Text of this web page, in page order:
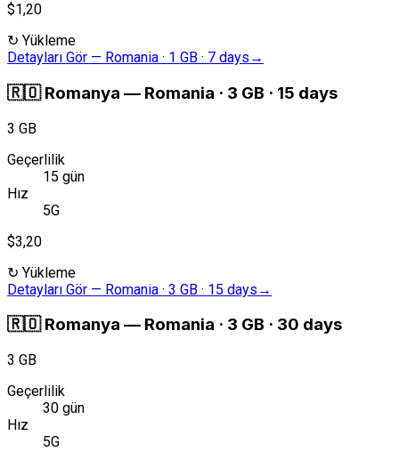
$1,20
↻ Yükleme
Detayları Gör — Romania · 1 GB · 7 days →
🇷🇴 Romanya — Romania · 3 GB · 15 days
3 GB
Geçerlilik
15 gün
Hız
5G
$3,20
↻ Yükleme
Detayları Gör — Romania · 3 GB · 15 days →
🇷🇴 Romanya — Romania · 3 GB · 30 days
3 GB
Geçerlilik
30 gün
Hız
5G